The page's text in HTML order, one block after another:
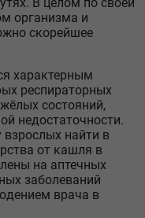
организма и
скорейшее
характерным
респираторных
состояний,
недостаточности.
найти в
от кашля в
на аптечных
заболеваний
врача в